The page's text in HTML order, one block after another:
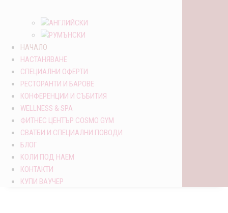
НАЧАЛО
НАСТАНЯВАНЕ
СПЕЦИАЛНИ ОФЕРТИ
РЕСТОРАНТИ И БАРОВЕ
КОНФЕРЕНЦИИ И СЪБИТИЯ
WELLNESS & SPA
ФИТНЕС ЦЕНТЪР COSMO GYM
СВАТБИ И СПЕЦИАЛНИ ПОВОДИ
БЛОГ
KОЛИ ПОД НАЕМ
КОНТАКТИ
КУПИ ВАУЧЕР